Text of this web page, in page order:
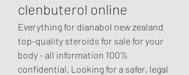
clenbuterol online
Everything for dianabol new zealand
top-quality steroids for sale for your
body - all information 100%
confidential. Looking for a safer, legal